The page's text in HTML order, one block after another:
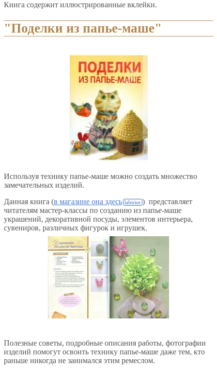
Книга содержит иллюстрированные вклейки.
"Поделки из папье-маше"
Используя технику папье-маше можно создать множество
замечательных изделий.
Данная книга (в магазине она здесь
) представляет
читателям мастер-классы по созданию из папье-маше
украшений, декоративной посуды, элементов интерьера,
сувениров, различных фигурок и игрушек.
Полезные советы, подробные описания работы, фотографии
изделий помогут освоить технику папье-маше даже тем, кто
раньше никогда не занимался этим ремеслом.